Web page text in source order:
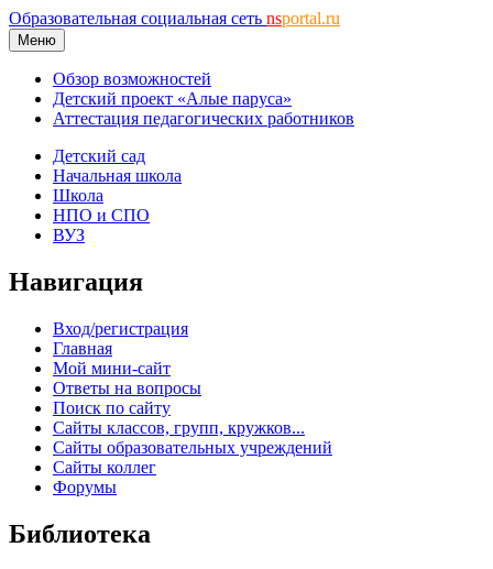
Образовательная социальная сеть nsportal.ru
Меню
Обзор возможностей
Детский проект «Алые паруса»
Аттестация педагогических работников
Детский сад
Начальная школа
Школа
НПО и СПО
ВУЗ
Навигация
Вход/регистрация
Главная
Мой мини-сайт
Ответы на вопросы
Поиск по сайту
Сайты классов, групп, кружков...
Сайты образовательных учреждений
Сайты коллег
Форумы
Библиотека